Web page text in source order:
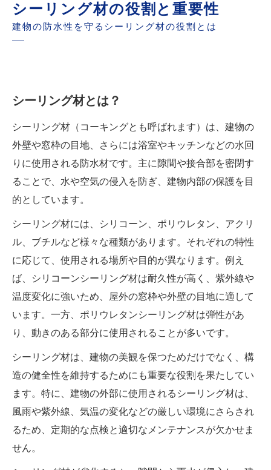
シーリング材の役割と重要性
建物の防水性を守るシーリング材の役割とは
シーリング材とは？
シーリング材（コーキングとも呼ばれます）は、建物の
外壁や窓枠の目地、さらには浴室やキッチンなどの水回
りに使用される防水材です。主に隙間や接合部を密閉す
ることで、水や空気の侵入を防ぎ、建物内部の保護を目
的としています。
シーリング材には、シリコーン、ポリウレタン、アクリ
ル、ブチルなど様々な種類があります。それぞれの特性
に応じて、使用される場所や目的が異なります。例え
ば、シリコーンシーリング材は耐久性が高く、紫外線や
温度変化に強いため、屋外の窓枠や外壁の目地に適して
います。一方、ポリウレタンシーリング材は弾性があ
り、動きのある部分に使用されることが多いです。
シーリング材は、建物の美観を保つためだけでなく、構
造の健全性を維持するためにも重要な役割を果たしてい
ます。特に、建物の外部に使用されるシーリング材は、
風雨や紫外線、気温の変化などの厳しい環境にさらされ
るため、定期的な点検と適切なメンテナンスが欠かせま
せん。